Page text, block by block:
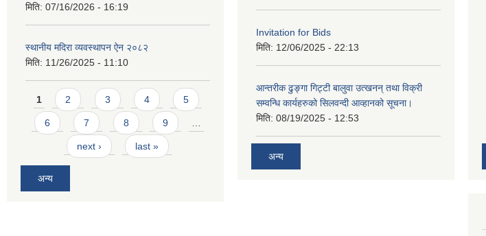
मिति: 07/16/2026 - 16:19
स्थानीय मदिरा व्यवस्थापन ऐन २०८२
मिति: 11/26/2025 - 11:10
Pages
1 2 3 4 5
6 7 8 9
next › last »
अन्य
Invitation for Bids
मिति: 12/06/2025 - 22:13
आन्तरीक ढुङ्गा गिट्टी बालुवा उत्खनन् तथा विक्री
सम्वन्धि कार्यहरुको सिलवन्दी आव्हानको सूचना।
मिति: 08/19/2025 - 12:53
अन्य